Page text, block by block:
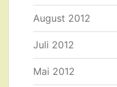
August 2012
Juli 2012
Mai 2012